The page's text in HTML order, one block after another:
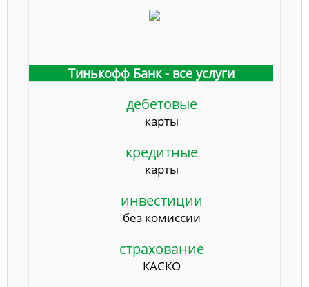
Тинькофф Банк - все услуги
дебетовые
карты
кредитные
карты
инвестиции
без комиссии
страхование
КАСКО